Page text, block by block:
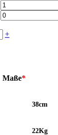
+
Maße*
38cm
22Kg